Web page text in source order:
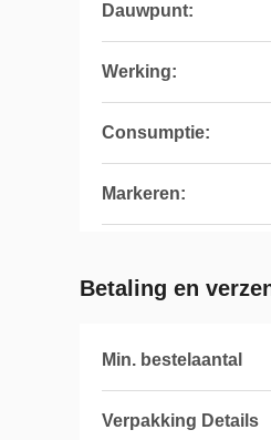
Dauwpunt:
Werking:
Consumptie:
Markeren:
Betaling en
Min. bestelaantal
Verpakking Details